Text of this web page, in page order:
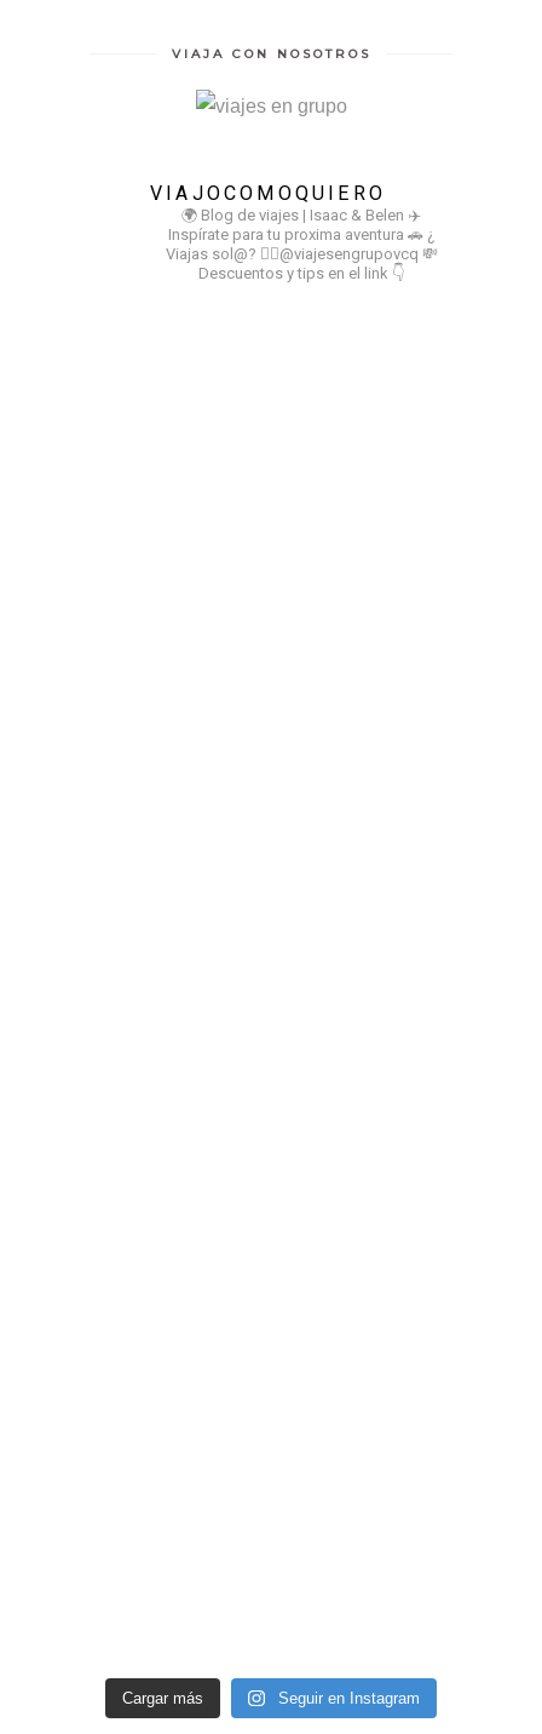
VIAJA CON NOSOTROS
VIAJOCOMOQUIERO
🌍 Blog de viajes | Isaac & Belen ✈️
Inspírate para tu proxima aventura 🚗 ¿
Viajas sol@? 👉🏻@viajesengrupovcq 💸
Descuentos y tips en el link 👇
Cargar más Seguir en Instagram